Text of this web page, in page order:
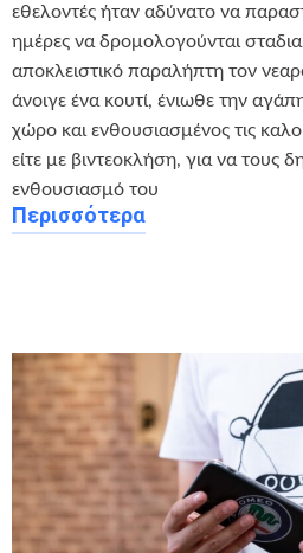
εθελοντές ήταν αδύνατο να
ημέρες να δρομολογούνται
αποκλειστικό παραλήπτη τον
άνοιγε ένα κουτί, ένιωθε την
χώρο και ενθουσιασμένος τις
είτε με βιντεοκλήση, για να τους
ενθουσιασμό του ‍ ️
Περισσότερα